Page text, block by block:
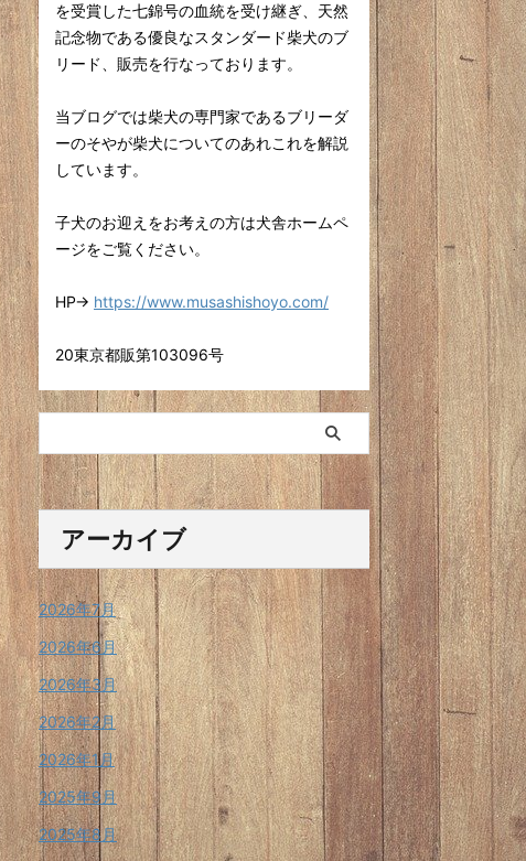
を受賞した七錦号の血統を受け継ぎ、天然
記念物である優良なスタンダード柴犬のブ
リード、販売を行なっております。
当ブログでは柴犬の専門家であるブリーダ
ーのそやが柴犬についてのあれこれを解説
しています。
子犬のお迎えをお考えの方は犬舎ホームペ
ージをご覧ください。
HP→ https://www.musashishoyo.com/
20東京都販第103096号
アーカイブ
2026年7月
2026年6月
2026年3月
2026年2月
2026年1月
2025年9月
2025年8月